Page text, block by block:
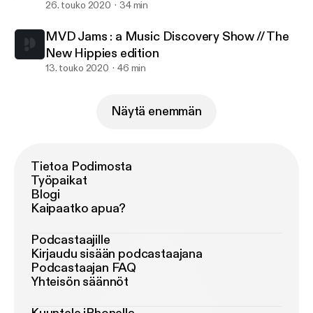
26. touko 2020 34 min
MVD Jams : a Music Discovery Show // The
New Hippies edition
13. touko 2020 46 min
Näytä enemmän
Tietoa Podimosta
Työpaikat
Blogi
Kaipaatko apua?
Podcastaajille
Kirjaudu sisään podcastaajana
Podcastaajan FAQ
Yhteisön säännöt